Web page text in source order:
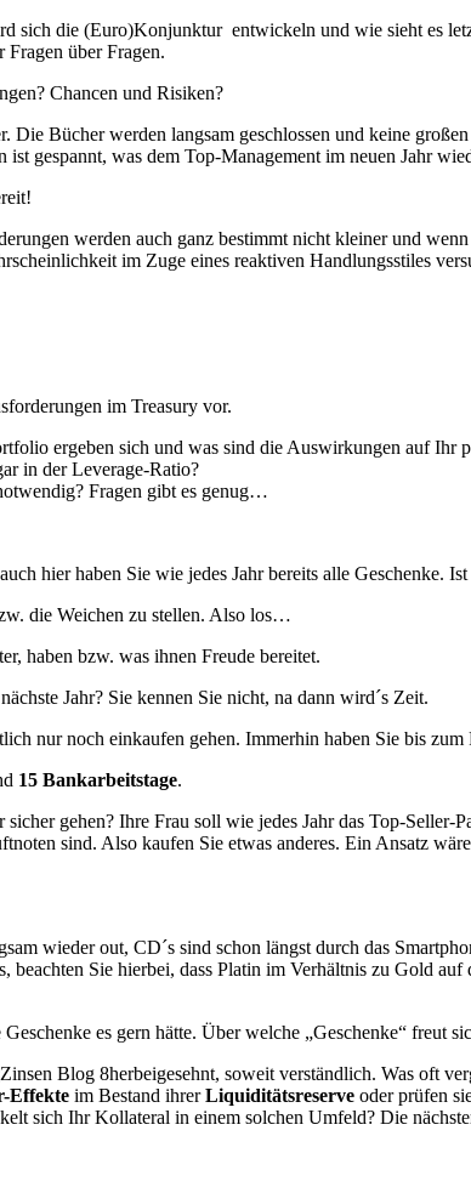
sich die (Euro)Konjunktur entwickeln und wie sieht es
Fragen über Fragen.
Chancen und Risiken?
Bücher werden langsam geschlossen und keine
gespannt, was dem Top-Management im neuen Jahr
werden auch ganz bestimmt nicht kleiner und
im Zuge eines reaktiven Handlungsstiles
im Treasury vor.
ergeben sich und was sind die Auswirkungen auf Ihr
in der Leverage-Ratio?
Fragen gibt es genug…
hier haben Sie wie jedes Jahr bereits alle Geschenke.
die Weichen zu stellen. Also los…
haben bzw. was ihnen Freude bereitet.
Jahr? Sie kennen Sie nicht, na dann wird´s Zeit.
nur noch einkaufen gehen. Immerhin haben Sie bis zum
15 Bankarbeitstage.
gehen? Ihre Frau soll wie jedes Jahr das Top-Seller-
sind. Also kaufen Sie etwas anderes. Ein Ansatz
wieder out, CD´s sind schon längst durch das
Sie hierbei, dass Platin im Verhältnis zu Gold
es gern hätte. Über welche „Geschenke“ freut
herbeigesehnt, soweit verständlich. Was oft
Effekte im Bestand ihrerLiquiditätsreserve oder prüfen
sich Ihr Kollateral in einem solchen Umfeld? Die